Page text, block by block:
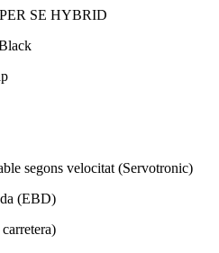
SE HYBRID
segons velocitat (Servotronic)
(EBD)